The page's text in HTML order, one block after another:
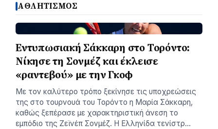
ΑΘΛΗΤΙΣΜΟΣ
Εντυπωσιακή Σάκκαρη στο Τορόντο:
Νίκησε τη Σονμέζ και έκλεισε
«ραντεβού» με την Γκοφ
Με τον καλύτερο τρόπο ξεκίνησε τις υποχρεώσεις
της στο τουρνουά του Τορόντο η Μαρία Σάκκαρη,
καθώς ξεπέρασε με χαρακτηριστική άνεση το
εμπόδιο της Ζεϊνέπ Σονμέζ. Η Ελληνίδα τενίστρ…